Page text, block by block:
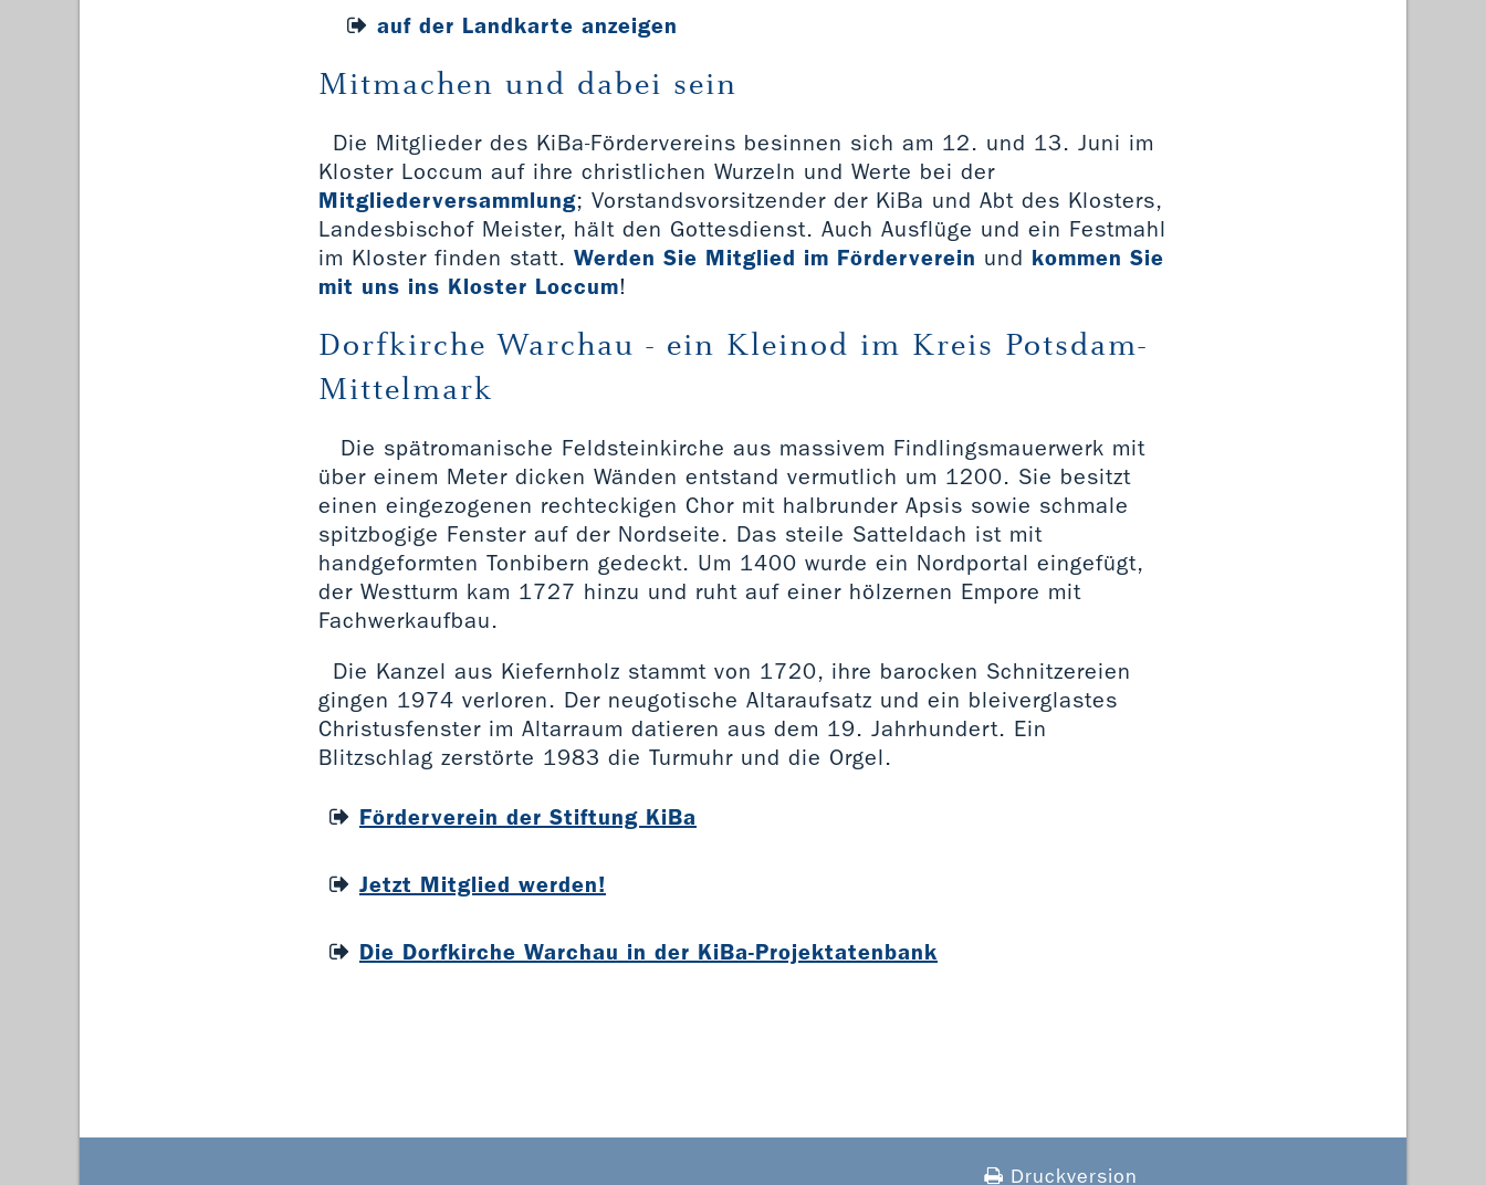
auf der Landkarte anzeigen
Mitmachen und dabei sein
Die Mitglieder des KiBa-Fördervereins besinnen sich am 12. und 13. Juni im
Kloster Loccum auf ihre christlichen Wurzeln und Werte bei der
Mitgliederversammlung; Vorstandsvorsitzender der KiBa und Abt des Klosters,
Landesbischof Meister, hält den Gottesdienst. Auch Ausflüge und ein Festmahl
im Kloster finden statt. Werden Sie Mitglied im Förderverein und kommen Sie
mit uns ins Kloster Loccum!
Dorfkirche Warchau - ein Kleinod im Kreis Potsdam-
Mittelmark
Die spätromanische Feldsteinkirche aus massivem Findlingsmauerwerk mit
über einem Meter dicken Wänden entstand vermutlich um 1200. Sie besitzt
einen eingezogenen rechteckigen Chor mit halbrunder Apsis sowie schmale
spitzbogige Fenster auf der Nordseite. Das steile Satteldach ist mit
handgeformten Tonbibern gedeckt. Um 1400 wurde ein Nordportal eingefügt,
der Westturm kam 1727 hinzu und ruht auf einer hölzernen Empore mit
Fachwerkaufbau.
Die Kanzel aus Kiefernholz stammt von 1720, ihre barocken Schnitzereien
gingen 1974 verloren. Der neugotische Altaraufsatz und ein bleiverglastes
Christusfenster im Altarraum datieren aus dem 19. Jahrhundert. Ein
Blitzschlag zerstörte 1983 die Turmuhr und die Orgel.
Förderverein der Stiftung KiBa
Jetzt Mitglied werden!
Die Dorfkirche Warchau in der KiBa-Projektatenbank
Druckversion